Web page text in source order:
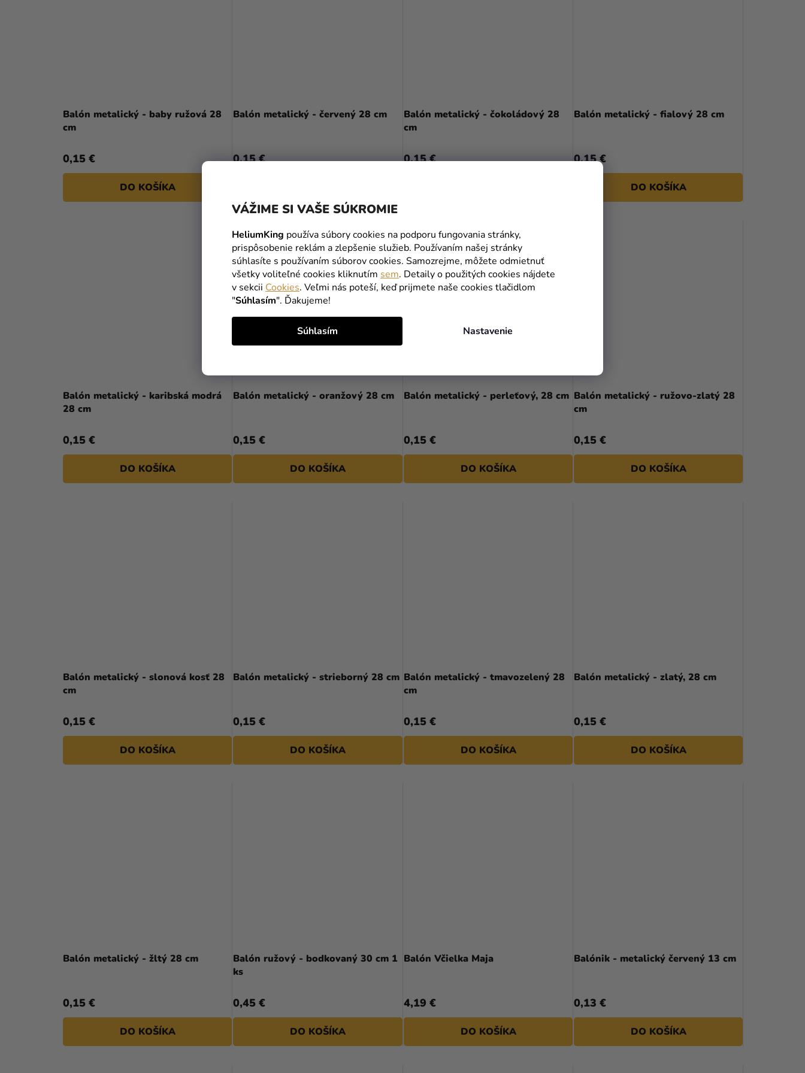
VÁŽIME SI VAŠE SÚKROMIE
HeliumKing používa súbory cookies na podporu fungovania stránky,
prispôsobenie reklám a zlepšenie služieb. Používaním našej stránky
súhlasíte s používaním súborov cookies. Samozrejme, môžete odmietnuť
všetky voliteľné cookies kliknutím sem. Detaily o použitých cookies nájdete
v sekcii Cookies. Veľmi nás poteší, keď prijmete naše cookies tlačidlom
"Súhlasím". Ďakujeme!
Nastavenie
Súhlasím
Balón metalický - baby ružová 28
cm
0,15 €
DO KOŠÍKA
Balón metalický - červený 28 cm
0,15 €
Balón metalický - čokoládový 28
cm
0,15 €
Balón metalický - fialový 28 cm
0,15 €
DO KOŠÍKA
Balón metalický - karibská modrá
28 cm
0,15 €
DO KOŠÍKA
Balón metalický - oranžový 28 cm
0,15 €
DO KOŠÍKA
Balón metalický - perleťový, 28 cm
0,15 €
DO KOŠÍKA
Balón metalický - ružovo-zlatý 28
cm
0,15 €
DO KOŠÍKA
Balón metalický - slonová kosť 28
cm
0,15 €
DO KOŠÍKA
Balón metalický - strieborný 28 cm
0,15 €
DO KOŠÍKA
Balón metalický - tmavozelený 28
cm
0,15 €
DO KOŠÍKA
Balón metalický - zlatý, 28 cm
0,15 €
DO KOŠÍKA
Balón metalický - žltý 28 cm
0,15 €
DO KOŠÍKA
Balón ružový - bodkovaný 30 cm 1
ks
0,45 €
DO KOŠÍKA
Balón Včielka Majahodnotenie
produktu
5
hviezdičiek.
4,19 €
DO KOŠÍKA
Balónik - metalický červený 13 cm
0,13 €
DO KOŠÍKA